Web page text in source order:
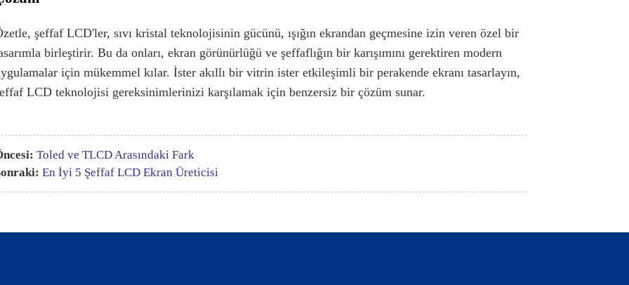
şeffaf LCD'ler, sıvı kristal teknolojisinin gücünü, ışığın ekrandan geçmesine izin veren özel bir
birleştirir. Bu da onları, ekran görünürlüğü ve şeffaflığın bir karışımını gerektiren modern
için mükemmel kılar. İster akıllı bir vitrin ister etkileşimli bir perakende ekranı tasarlayın,
LCD teknolojisi gereksinimlerinizi karşılamak için benzersiz bir çözüm sunar.
Toled ve TLCD Arasındaki Fark
En İyi 5 Şeffaf LCD Ekran Üreticisi